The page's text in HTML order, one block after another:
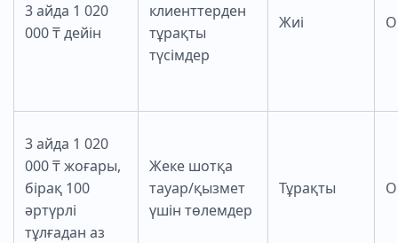
3 айда 1 020
000 ₸ дейін
клиенттерден
тұрақты
түсімдер
Жиі
3 айда 1 020
000 ₸ жоғары,
бірақ 100
әртүрлі
тұлғадан аз
Жеке шотқа
тауар/қызмет
үшін төлемдер
Тұрақты